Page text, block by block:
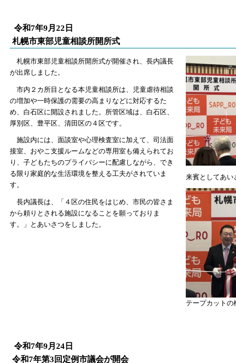
令和7年9月22日
札幌市東部児童相談所開所式
札幌市東部児童相談所開所式が開催され、長内議長
が出席しました。
市内２カ所目となる本児童相談所は、児童虐待相談
の増加や一時保護の需要の高まりなどに対応するた
め、白石区に開設されました。所管区域は、白石区、
厚別区、豊平区、清田区の４区です。
施設内には、面談室や心理検査室に加えて、司法面
接室、おやこ支援ルームなどの専用室も備えられてお
り、子どもたちのプライバシーに配慮しながら、でき
る限り家庭的な生活環境を整える工夫がされていま
す。
長内議長は、「４区の住民をはじめ、市民の皆さま
から頼りとされる施設になることを願っておりま
す。」とあいさつをしました。
来賓としてあい
テープカットの
令和7年9月24日
令和7年第3回定例市議会が開会